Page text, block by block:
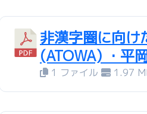
非漢字圏に向け
(ATOWA) ・平
1 ファイル 1.97